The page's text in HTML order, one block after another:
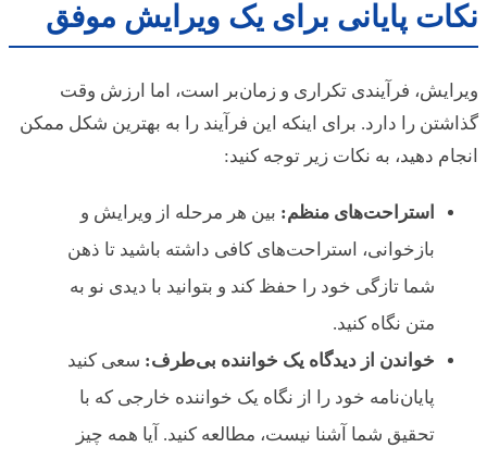
نکات پایانی برای یک ویرایش موفق
ویرایش، فرآیندی تکراری و زمان‌بر است، اما ارزش وقت
گذاشتن را دارد. برای اینکه این فرآیند را به بهترین شکل ممکن
انجام دهید، به نکات زیر توجه کنید:
استراحت‌های منظم: بین هر مرحله از ویرایش و
بازخوانی، استراحت‌های کافی داشته باشید تا ذهن
شما تازگی خود را حفظ کند و بتوانید با دیدی نو به
متن نگاه کنید.
خواندن از دیدگاه یک خواننده بی‌طرف: سعی کنید
پایان‌نامه خود را از نگاه یک خواننده خارجی که با
تحقیق شما آشنا نیست، مطالعه کنید. آیا همه چیز